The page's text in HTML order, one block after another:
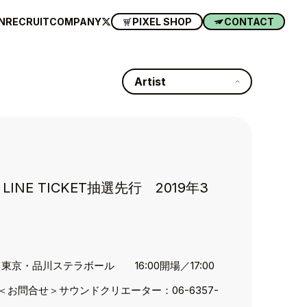
RECRUITCOMPANY PIXEL SHOP CONTACT
Artist
LINE TICKET抽選先行 2019年3
京・品川ステラボール 16:00開場／17:00
問合せ＞サウンドクリエーター：06-6357-